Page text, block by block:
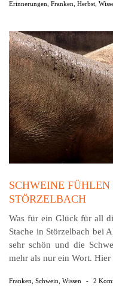
Erinnerungen Franken Herbst
SCHWEINE
STÖRZELBACH
Was für ein Glück für all
Stache in Störzelbach bei
sehr schön und die
mehr als nur ein Wort. Hier
Franken Schwein Wissen - 2